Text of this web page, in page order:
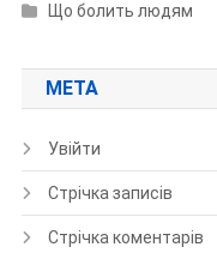
Що болить людям
МЕТА
Увійти
Стрічка записів
Стрічка коментарів